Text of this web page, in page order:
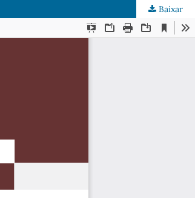
Baixar